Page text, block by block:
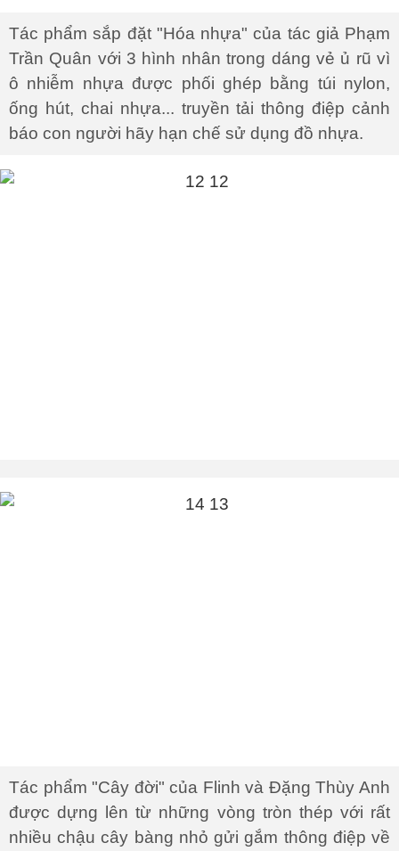
Tác phẩm sắp đặt "Hóa nhựa" của tác giả Phạm
Trần Quân với 3 hình nhân trong dáng vẻ ủ rũ vì
ô nhiễm nhựa được phối ghép bằng túi nylon,
ống hút, chai nhựa... truyền tải thông điệp cảnh
báo con người hãy hạn chế sử dụng đồ nhựa.
Tác phẩm "Cây đời" của Flinh và Đặng Thùy Anh
được dựng lên từ những vòng tròn thép với rất
nhiều chậu cây bàng nhỏ gửi gắm thông điệp về